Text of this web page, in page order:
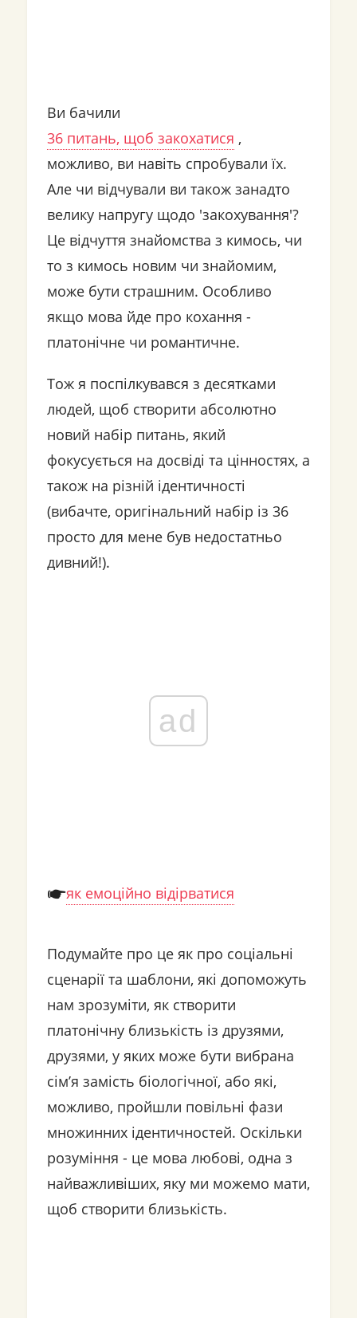
Ви бачили
36 питань, щоб закохатися ,
можливо, ви навіть спробували їх.
Але чи відчували ви також занадто
велику напругу щодо 'закохування'?
Це відчуття знайомства з кимось, чи
то з кимось новим чи знайомим,
може бути страшним. Особливо
якщо мова йде про кохання -
платонічне чи романтичне.
Тож я поспілкувався з десятками
людей, щоб створити абсолютно
новий набір питань, який
фокусується на досвіді та цінностях, а
також на різній ідентичності
(вибачте, оригінальний набір із 36
просто для мене був недостатньо
дивний!).
ad
як емоційно відірватися
Подумайте про це як про соціальні
сценарії та шаблони, які допоможуть
нам зрозуміти, як створити
платонічну близькість із друзями,
друзями, у яких може бути вибрана
сім’я замість біологічної, або які,
можливо, пройшли повільні фази
множинних ідентичностей. Оскільки
розуміння - це мова любові, одна з
найважливіших, яку ми можемо мати,
щоб створити близькість.